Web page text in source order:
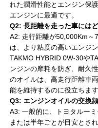
れた潤滑性能とエンジン保
エンジンに最適です。
Q2: 長距離を走った車には
A2: 走行距離が50,000Km～
は、より粘度の高いエンジ
TAKMO HYBRID 0W-30や
ンジンの摩耗を防ぎ、耐久
のオイルは、高走行距離車
能を維持するのに役立ちます
Q3: エンジンオイルの交換
A3: 一般的に、トヨタルー
または半年ごとが目安とさ